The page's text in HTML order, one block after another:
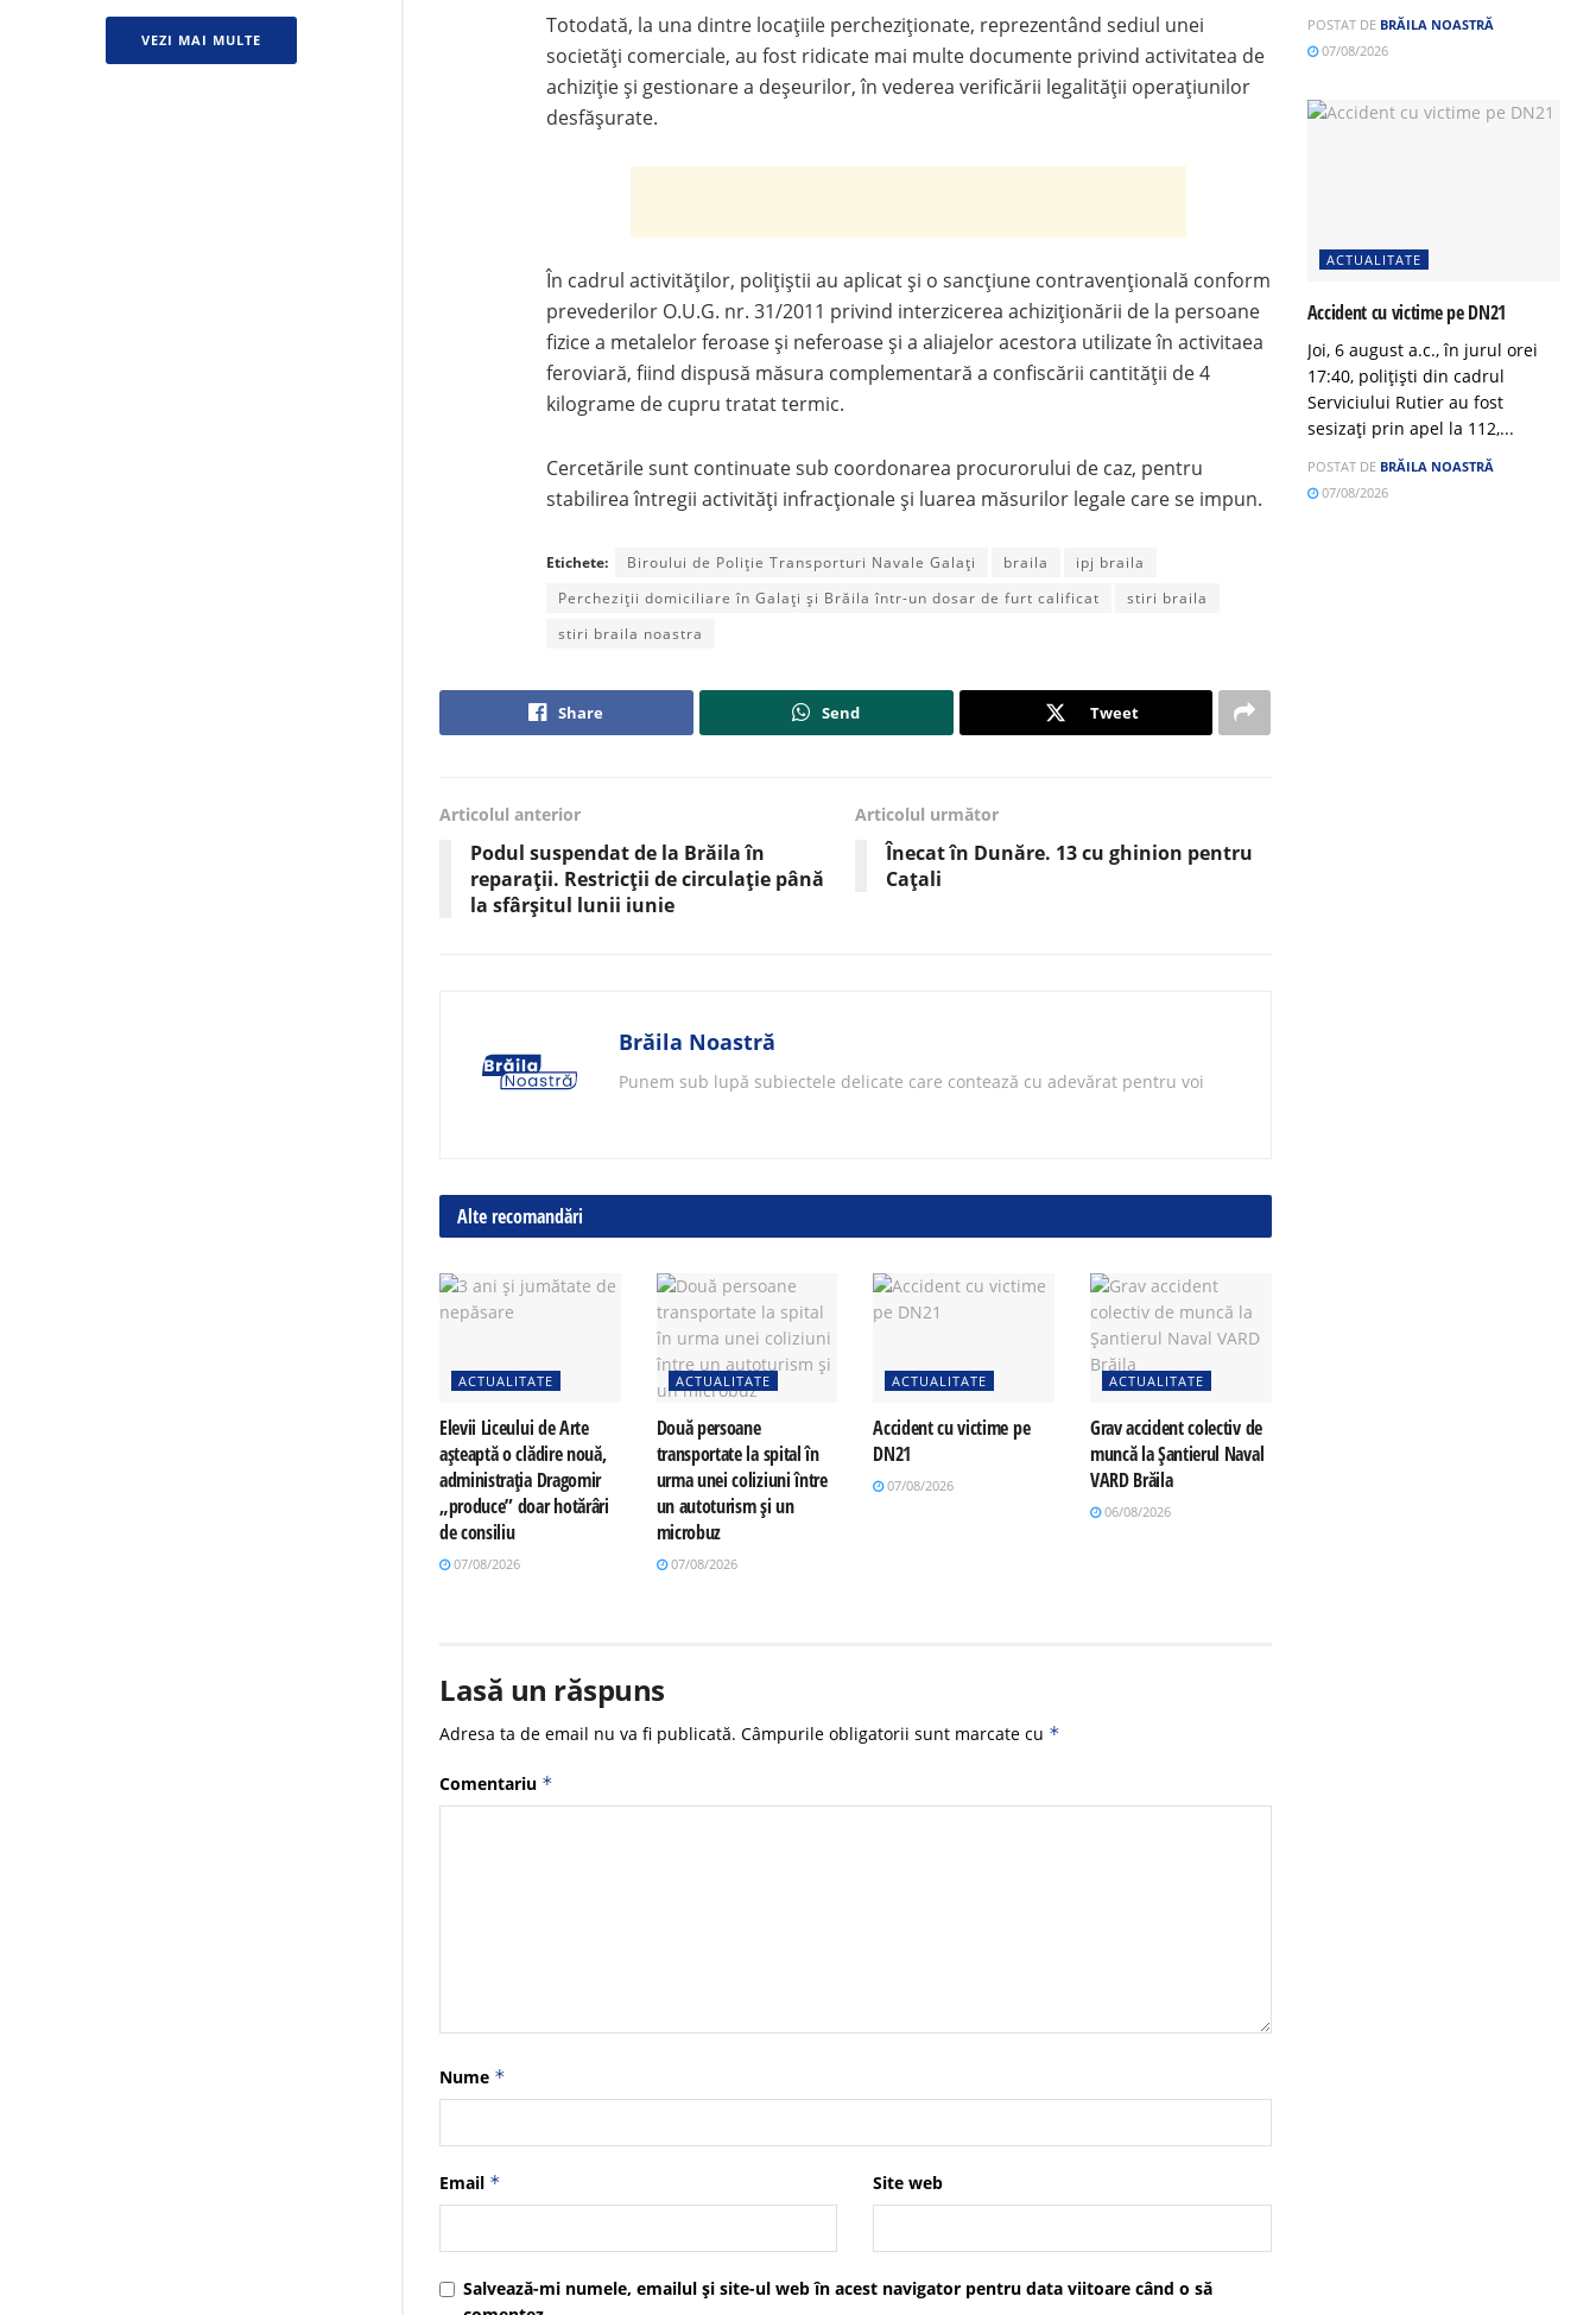
VEZI MAI MULTE
Totodată, la una dintre locațiile percheziționate, reprezentând sediul unei
societăți comerciale, au fost ridicate mai multe documente privind activitatea de
achiziție și gestionare a deșeurilor, în vederea verificării legalității operațiunilor
desfășurate.
În cadrul activităților, polițiștii au aplicat și o sancțiune contravențională conform
prevederilor O.U.G. nr. 31/2011 privind interzicerea achiziționării de la persoane
fizice a metalelor feroase și neferoase și a aliajelor acestora utilizate în activitaea
feroviară, fiind dispusă măsura complementară a confiscării cantității de 4
kilograme de cupru tratat termic.
Cercetările sunt continuate sub coordonarea procurorului de caz, pentru
stabilirea întregii activități infracționale și luarea măsurilor legale care se impun.
Etichete: Biroului de Poliție Transporturi Navale Galați braila
ipj braila
Percheziții domiciliare în Galați și Brăila într-un dosar de furt calificat
stiri braila
stiri braila noastra
Share Send Tweet
Articolul anterior
Podul suspendat de la Brăila în
reparații. Restricții de circulație până
la sfârșitul lunii iunie
Articolul următor
Înecat în Dunăre. 13 cu ghinion pentru
Cațali
Brăila Noastră
Punem sub lupă subiectele delicate care contează cu adevărat pentru voi
Alte recomandări
ACTUALITATE
Elevii Liceului de Arte
așteaptă o clădire nouă,
administrația Dragomir
„produce” doar hotărâri
de consiliu
07/08/2026
ACTUALITATE
Două persoane
transportate la spital în
urma unei coliziuni între
un autoturism și un
microbuz
07/08/2026
ACTUALITATE
Accident cu victime pe
DN21
07/08/2026
ACTUALITATE
Grav accident colectiv de
muncă la Șantierul Naval
VARD Brăila
06/08/2026
Lasă un răspuns
Adresa ta de email nu va fi publicată. Câmpurile obligatorii sunt marcate cu *
Comentariu *
Nume *
Email * Site web
Salvează-mi numele, emailul și site-ul web în acest navigator pentru data viitoare când o să
POSTAT DE BRĂILA NOASTRĂ
07/08/2026
ACTUALITATE
Accident cu victime pe DN21
Joi, 6 august a.c., în jurul orei
17:40, polițiști din cadrul
Serviciului Rutier au fost
sesizați prin apel la 112,...
POSTAT DE BRĂILA NOASTRĂ
07/08/2026